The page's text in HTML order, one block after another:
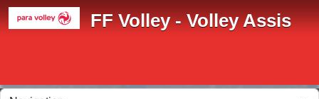
FF Volley - Volley Assis
Panneau de gestion des cookies